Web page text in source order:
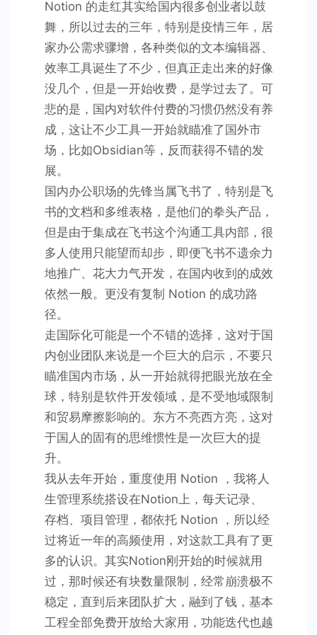
Notion 的走红其实给国内很多创业者以鼓
舞，所以过去的三年，特别是疫情三年，居
家办公需求骤增，各种类似的文本编辑器、
效率工具诞生了不少，但真正走出来的好像
没几个，但是一开始收费，是学过去了。可
悲的是，国内对软件付费的习惯仍然没有养
成，这让不少工具一开始就瞄准了国外市
场，比如Obsidian等，反而获得不错的发
展。
国内办公职场的先锋当属飞书了，特别是飞
书的文档和多维表格，是他们的拳头产品，
但是由于集成在飞书这个沟通工具内部，很
多人使用只能望而却步，即便飞书不遗余力
地推广、花大力气开发，在国内收到的成效
依然一般。更没有复制 Notion 的成功路
径。
走国际化可能是一个不错的选择，这对于国
内创业团队来说是一个巨大的启示，不要只
瞄准国内市场，从一开始就得把眼光放在全
球，特别是软件开发领域，是不受地域限制
和贸易摩擦影响的。东方不亮西方亮，这对
于国人的固有的思维惯性是一次巨大的提
升。
我从去年开始，重度使用 Notion ，我将人
生管理系统搭设在Notion上，每天记录、
存档、项目管理，都依托 Notion ，所以经
过将近一年的高频使用，对这款工具有了更
多的认识。其实Notion刚开始的时候就用
过，那时候还有块数量限制，经常崩溃极不
稳定，直到后来团队扩大，融到了钱，基本
工程全部免费开放给大家用，功能迭代也越